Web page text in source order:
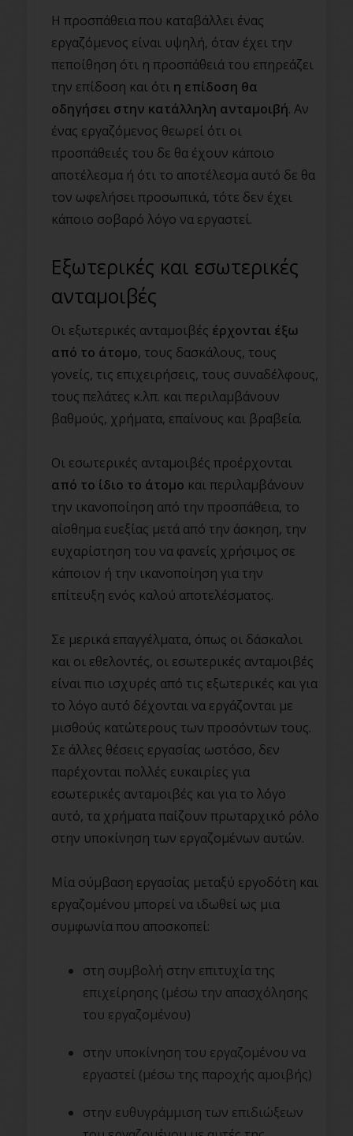
Η προσπάθεια που καταβάλλει ένας
εργαζόμενος είναι υψηλή, όταν έχει την
πεποίθηση ότι η προσπάθειά του επηρεάζει
την επίδοση και ότι η επίδοση θα
οδηγήσει στην κατάλληλη ανταμοιβή. Αν
ένας εργαζόμενος θεωρεί ότι οι
προσπάθειές του δε θα έχουν κάποιο
αποτέλεσμα ή ότι το αποτέλεσμα αυτό δε θα
τον ωφελήσει προσωπικά, τότε δεν έχει
κάποιο σοβαρό λόγο να εργαστεί.
Εξωτερικές και εσωτερικές
ανταμοιβές
Οι εξωτερικές ανταμοιβές έρχονται έξω
από το άτομο, τους δασκάλους, τους
γονείς, τις επιχειρήσεις, τους συναδέλφους,
τους πελάτες κ.λπ. και περιλαμβάνουν
βαθμούς, χρήματα, επαίνους και βραβεία.
Οι εσωτερικές ανταμοιβές προέρχονται
από το ίδιο το άτομο και περιλαμβάνουν
την ικανοποίηση από την προσπάθεια, το
αίσθημα ευεξίας μετά από την άσκηση, την
ευχαρίστηση του να φανείς χρήσιμος σε
κάποιον ή την ικανοποίηση για την
επίτευξη ενός καλού αποτελέσματος.
Σε μερικά επαγγέλματα, όπως οι δάσκαλοι
και οι εθελοντές, οι εσωτερικές ανταμοιβές
είναι πιο ισχυρές από τις εξωτερικές και για
το λόγο αυτό δέχονται να εργάζονται με
μισθούς κατώτερους των προσόντων τους.
Σε άλλες θέσεις εργασίας ωστόσο, δεν
παρέχονται πολλές ευκαιρίες για
εσωτερικές ανταμοιβές και για το λόγο
αυτό, τα χρήματα παίζουν πρωταρχικό ρόλο
στην υποκίνηση των εργαζομένων αυτών.
Μία σύμβαση εργασίας μεταξύ εργοδότη και
εργαζομένου μπορεί να ιδωθεί ως μια
συμφωνία που αποσκοπεί:
στη συμβολή στην επιτυχία της
επιχείρησης (μέσω την απασχόλησης
του εργαζομένου)
στην υποκίνηση του εργαζομένου να
εργαστεί (μέσω της παροχής αμοιβής)
στην ευθυγράμμιση των επιδιώξεων